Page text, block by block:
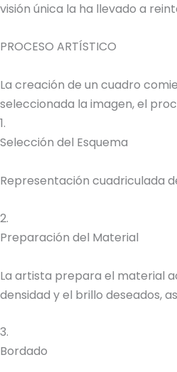
visión única la ha llevado a
PROCESO ARTÍSTICO
La creación de un cuadro
seleccionada la imagen, el
1.
Selección del Esquema
Representación cuadriculada
2.
Preparación del Material
La artista prepara el material
densidad y el brillo deseados,
3.
Bordado